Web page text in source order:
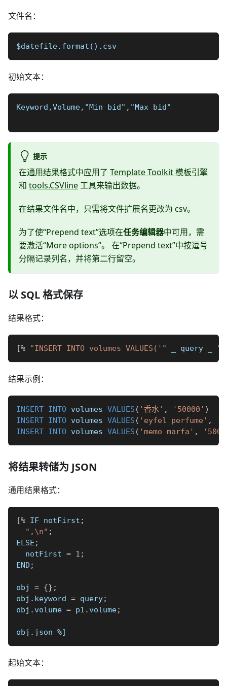
文件名：
$datefile.format().csv
初始文本：
Keyword,Volume,"Min bid","Max bid"
提示
在通用结果格式中应用了 Template Toolkit 模板引擎
和 tools.CSVline工具来输出数据。
在结果文件名中，只需将文件扩展名更改为 csv。
为了使“Prepend text”选项在任务编辑器中可用，需
要激活“More options”。 在“Prepend text”中按逗号
分隔记录列名，并将第二行留空。
以 SQL 格式保存
结果格式：
[% "INSERT INTO volumes VALUES('" query
结果示例：
INSERT INTO volumes VALUES ( '香水' , '50000' )
INSERT INTO volumes VALUES ( 'eyfel perfume' ,
INSERT INTO volumes VALUES ( 'memo marfa' ,
将结果转储为 JSON
通用结果格式：
[% IF notFirst ;
",\n" ;
ELSE ;
  notFirst
= 1 ;
END ;
obj = {} ;
obj . keyword = query;
obj . volume = p1 . volume;
obj . json %]
起始文本：